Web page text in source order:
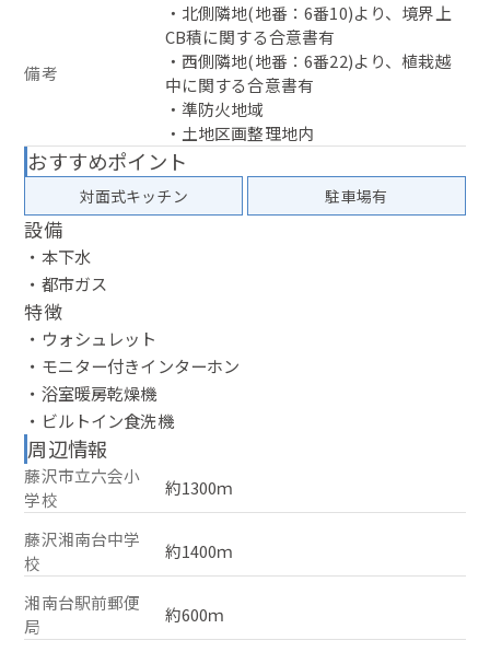
備考
・北側隣地(地番：6番10)より、境界上
CB積に関する合意書有
・西側隣地(地番：6番22)より、植栽越
中に関する合意書有
・準防火地域
・土地区画整理地内
おすすめポイント
対面式キッチン 駐車場有
設備
・本下水
・都市ガス
特徴
・ウォシュレット
・モニター付きインターホン
・浴室暖房乾燥機
・ビルトイン食洗機
周辺情報
藤沢市立六会小
学校
約1300ｍ
藤沢湘南台中学
校
約1400ｍ
湘南台駅前郵便
局
約600ｍ